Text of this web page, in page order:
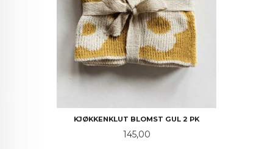
KJØKKENKLUT BLOMST GUL 2 PK
Pris
145,00